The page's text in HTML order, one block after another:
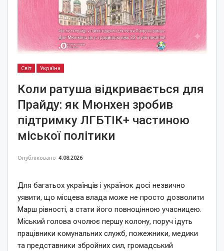
Світ Україна
Коли ратуша відкривається для
Прайду: як Мюнхен зробив
підтримку ЛГБТІК+ частиною
міської політики
Опубліковано 4.08.2026
Для багатьох українців і українок досі незвично
уявити, що місцева влада може не просто дозволити
Марш рівності, а стати його повноцінною учасницею.
Міський голова очолює першу колону, поруч ідуть
працівники комунальних служб, пожежники, медики
та представники збройних сил, громадський